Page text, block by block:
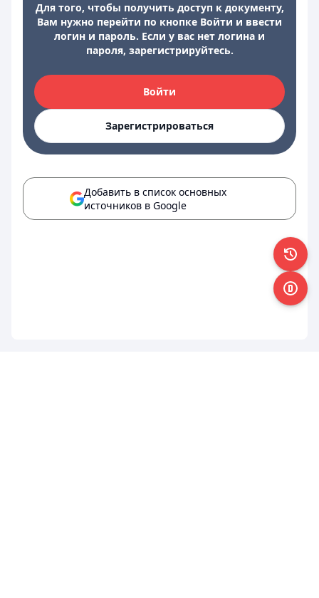
Для того, чтобы получить доступ к документу,
Вам нужно перейти по кнопке Войти и ввести
логин и пароль. Если у вас нет логина и
пароля, зарегистрируйтесь.
Войти
Зарегистрироваться
Добавить в список основных
источников в Google